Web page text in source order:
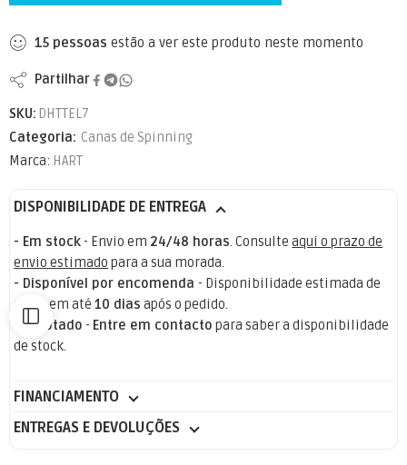
15 pessoas estão a ver este produto neste momento
Partilhar
SKU: DHTTEL7
Categoria: Canas de Spinning
Marca: HART
DISPONIBILIDADE DE ENTREGA
- Em stock - Envio em 24/48 horas. Consulteaqui o prazo de
envio estimado para a sua morada.
- Disponível por encomenda - Disponibilidade estimada de
stock em até10 dias após o pedido.
- Esgotado - Entre em contacto para saber a disponibilidade
de stock.
FINANCIAMENTO
ENTREGAS E DEVOLUÇÕES